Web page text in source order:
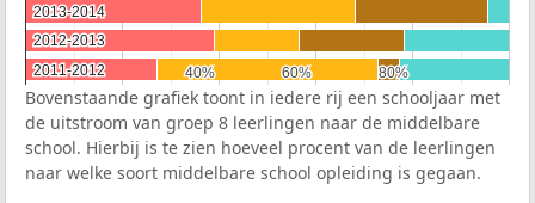
40%
40% 60%
60% 80%
80%
2013-2014
2013-2014
2012-2013
2012-2013
2011-2012
2011-2012
Bovenstaande grafiek toont in iedere rij een schooljaar met
de uitstroom van groep 8 leerlingen naar de middelbare
school. Hierbij is te zien hoeveel procent van de leerlingen
naar welke soort middelbare school opleiding is gegaan.